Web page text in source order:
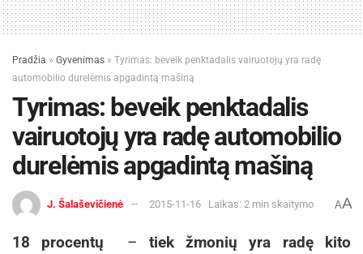
Pradžia » Gyvenimas » Tyrimas: beveik penktadalis vairuotojų yra radę
automobilio durelėmis apgadintą mašiną
Tyrimas: beveik penktadalis
vairuotojų yra radę automobilio
durelėmis apgadintą mašiną
J. Šalaševičienė 2015-11-16 Laikas: 2 min skaitymo AA
18 procentų – tiek žmonių yra radę kito